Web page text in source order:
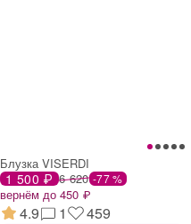
Блузка VISERDI
1 500 ₽ 6 620 -77 %
вернём до 450 ₽
4.9 1 459